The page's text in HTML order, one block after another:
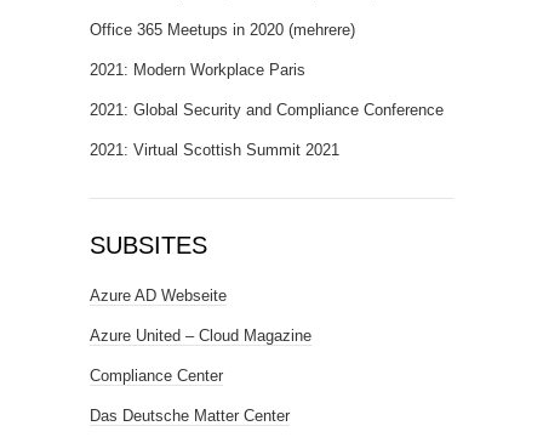
Office 365 Meetups in 2020 (mehrere)
2021: Modern Workplace Paris
2021: Global Security and Compliance Conference
2021: Virtual Scottish Summit 2021
SUBSITES
Azure AD Webseite
Azure United – Cloud Magazine
Compliance Center
Das Deutsche Matter Center